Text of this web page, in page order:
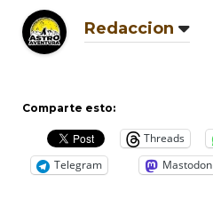
Redaccion
Comparte esto:
Threads
Telegram
Mastodon